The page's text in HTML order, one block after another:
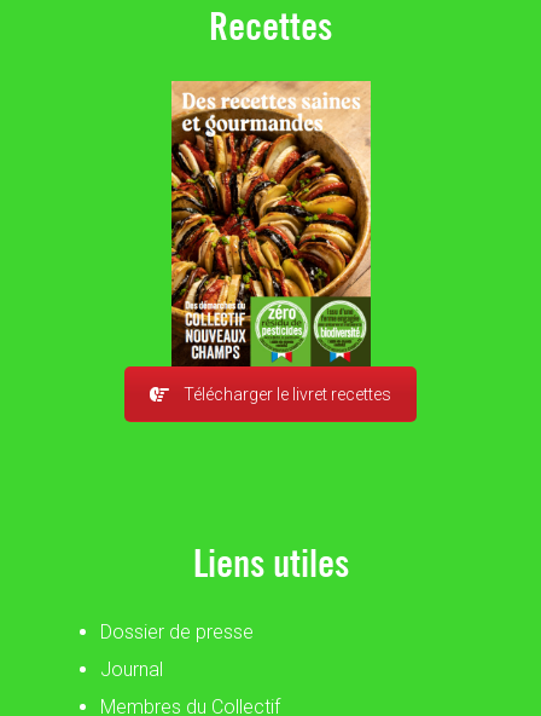
Recettes
Télécharger le livret recettes
Liens utiles
Dossier de presse
Journal
Membres du Collectif